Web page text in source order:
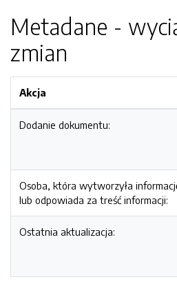
Metadane -
zmian
Akcja
Dodanie dokumentu:
Osoba, która wytworzyła
lub odpowiada za treść informacji:
Ostatnia aktualizacja: